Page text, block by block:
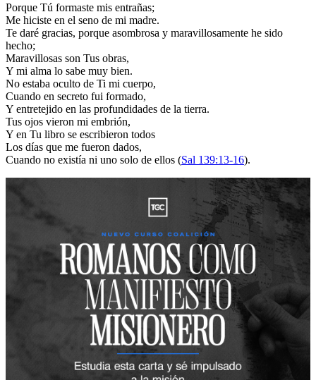
Porque Tú formaste mis entrañas;
Me hiciste en el seno de mi madre.
Te daré gracias, porque asombrosa y maravillosamente he sido
hecho;
Maravillosas son Tus obras,
Y mi alma lo sabe muy bien.
No estaba oculto de Ti mi cuerpo,
Cuando en secreto fui formado,
Y entretejido en las profundidades de la tierra.
Tus ojos vieron mi embrión,
Y en Tu libro se escribieron todos
Los días que me fueron dados,
Cuando no existía ni uno solo de ellos (Sal 139:13-16).